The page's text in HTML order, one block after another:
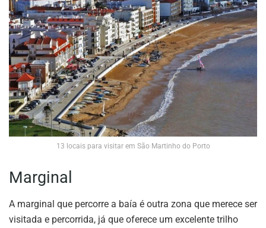
13 locais para visitar em São Martinho do Porto
Marginal
A marginal que percorre a baía é outra zona que merece ser
visitada e percorrida, já que oferece um excelente trilho